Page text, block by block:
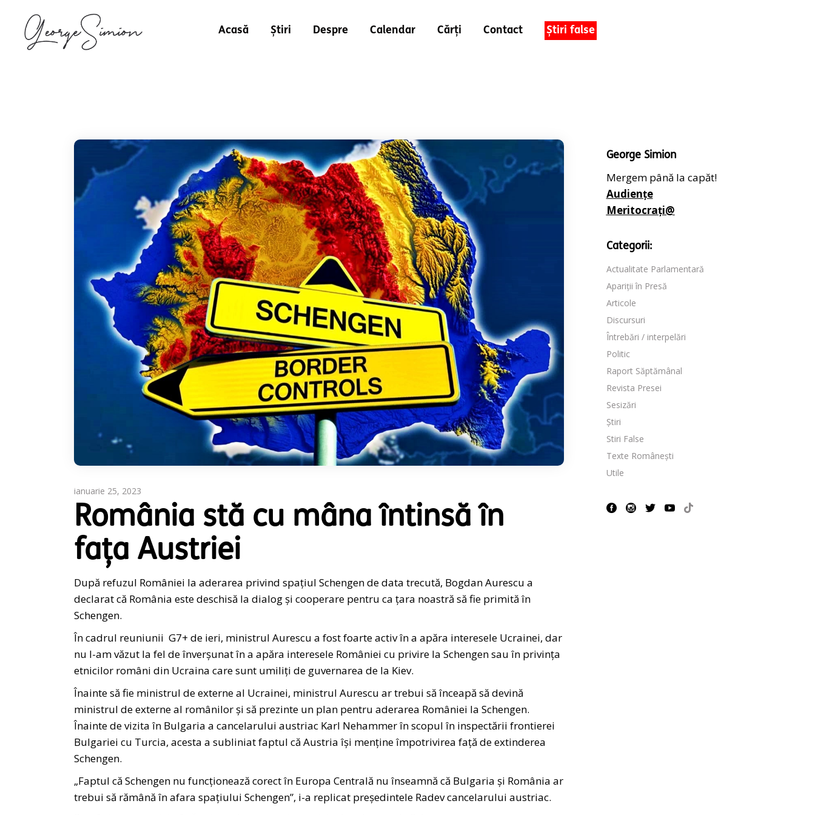
Acasă Știri Despre Calendar Cărți Contact Știri false
ianuarie 25, 2023
România stă cu mâna întinsă în
fața Austriei
După refuzul României la aderarea privind spațiul Schengen de data trecută, Bogdan Aurescu a
declarat că România este deschisă la dialog și cooperare pentru ca țara noastră să fie primită în
Schengen.
În cadrul reuniunii G7+ de ieri, ministrul Aurescu a fost foarte activ în a apăra interesele Ucrainei, dar
nu l-am văzut la fel de înverșunat în a apăra interesele României cu privire la Schengen sau în privința
etnicilor români din Ucraina care sunt umiliți de guvernarea de la Kiev.
Înainte să fie ministrul de externe al Ucrainei, ministrul Aurescu ar trebui să înceapă să devină
ministrul de externe al românilor și să prezinte un plan pentru aderarea României la Schengen.
Înainte de vizita în Bulgaria a cancelarului austriac Karl Nehammer în scopul în inspectării frontierei
Bulgariei cu Turcia, acesta a subliniat faptul că Austria îşi menţine împotrivirea faţă de extinderea
Schengen.
„Faptul că Schengen nu funcționează corect în Europa Centrală nu înseamnă că Bulgaria și România ar
trebui să rămână în afara spațiului Schengen”, i-a replicat președintele Radev cancelarului austriac.
George Simion
Mergem până la capăt!
Audiențe
Meritocrați@
Categorii:
Actualitate Parlamentară
Apariții în Presă
Articole
Discursuri
Întrebări / interpelări
Politic
Raport Săptămânal
Revista Presei
Sesizări
Știri
Stiri False
Texte Românești
Utile